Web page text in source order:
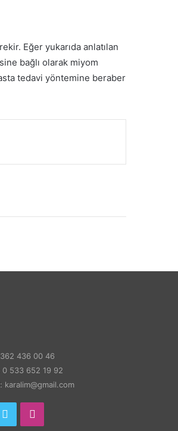
Eğer yukarıda anlatılan
bağlı olarak miyom
tedavi yöntemine beraber
436 00 46
0 533 652 19 92
karalim@gmail.com
Twitter